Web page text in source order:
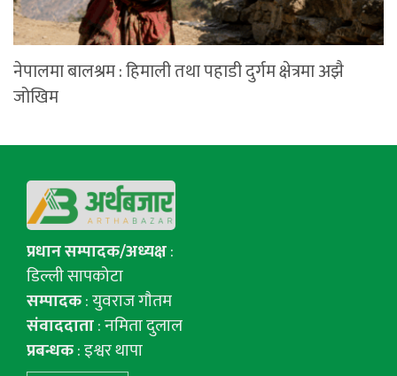
नेपालमा बालश्रम : हिमाली तथा पहाडी दुर्गम क्षेत्रमा अझै
जोखिम
प्रधान सम्पादक/अध्यक्ष:
डिल्ली सापकोटा
सम्पादक: युवराज गाैतम
संवाददाता: नमिता दुलाल
प्रबन्धक: इश्वर थापा